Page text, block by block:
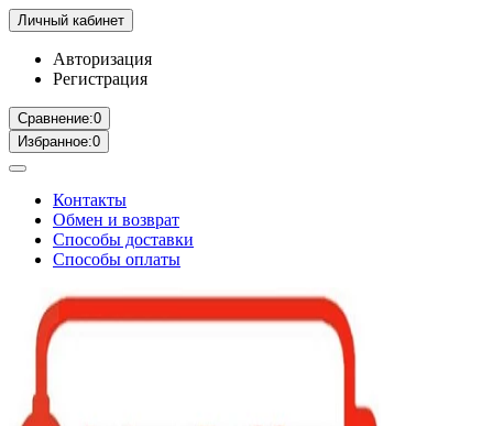
Личный кабинет
Авторизация
Регистрация
Сравнение:0
Избранное:0
Контакты
Обмен и возврат
Способы доставки
Способы оплаты